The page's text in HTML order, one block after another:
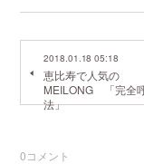
2018.01.18 05:18
恵比寿で人気の
MEILONG 「完全
法」
0コメント